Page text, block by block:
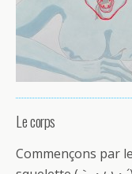
Le corps
Commençons par